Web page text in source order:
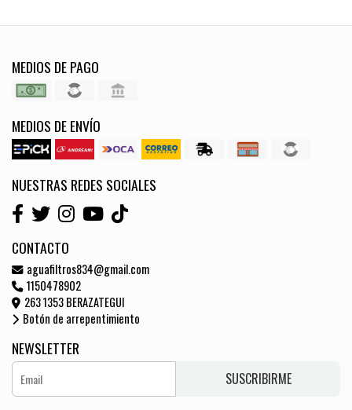
MEDIOS DE PAGO
MEDIOS DE ENVÍO
NUESTRAS REDES SOCIALES
CONTACTO
aguafiltros834@gmail.com
1150478902
263 1353 BERAZATEGUI
Botón de arrepentimiento
NEWSLETTER
SUSCRIBIRME